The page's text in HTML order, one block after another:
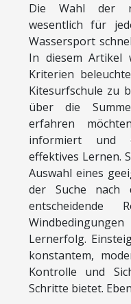
Die Wahl der
wesentlich für
Wassersport
In diesem Artikel
Kriterien
Kitesurfschule zu
über die
erfahren
informiert und
effektives Lernen.
Auswahl eines
der Suche nach
Lernerfolg.
konstantem,
Kontrolle und
Schritte bietet.